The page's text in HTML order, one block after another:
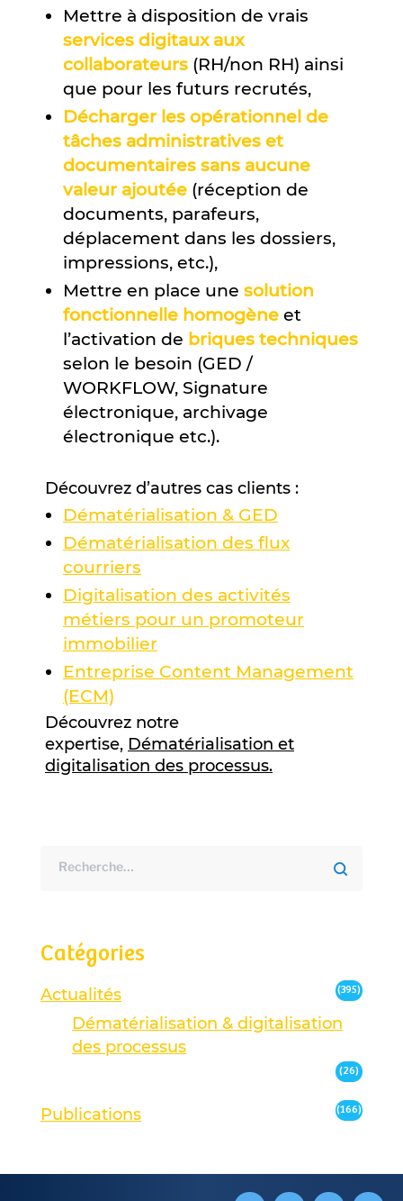
Mettre à disposition de vrais
services digitaux aux
collaborateurs (RH/non RH) ainsi
que pour les futurs recrutés,
Décharger les opérationnel de
tâches administratives et
documentaires sans aucune
valeur ajoutée (réception de
documents, parafeurs,
déplacement dans les dossiers,
impressions, etc.),
Mettre en place une solution
fonctionnelle homogène et
l’activation de briques techniques
selon le besoin (GED /
WORKFLOW, Signature
électronique, archivage
électronique etc.).
Découvrez d’autres cas clients :
Dématérialisation & GED
Dématérialisation des flux
courriers
Digitalisation des activités
métiers pour un promoteur
immobilier
Entreprise Content Management
(ECM)
Découvrez notre
expertise, Dématérialisation et
digitalisation des processus.
Catégories
Actualités (395)
Dématérialisation & digitalisation
des processus
(26)
Publications (166)